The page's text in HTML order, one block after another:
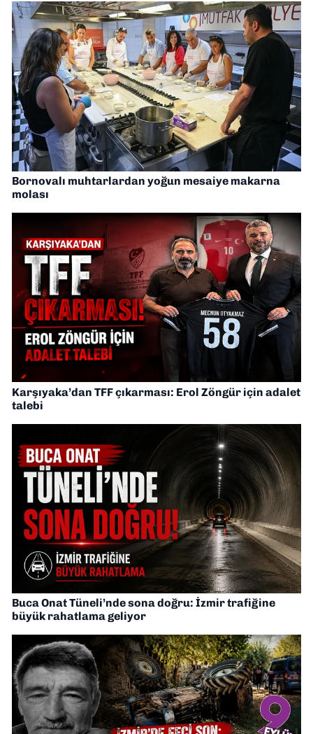
Bornovalı muhtarlardan yoğun mesaiye makarna
molası
Karşıyaka’dan TFF çıkarması: Erol Zöngür için adalet
talebi
Buca Onat Tüneli’nde sona doğru: İzmir trafiğine
büyük rahatlama geliyor